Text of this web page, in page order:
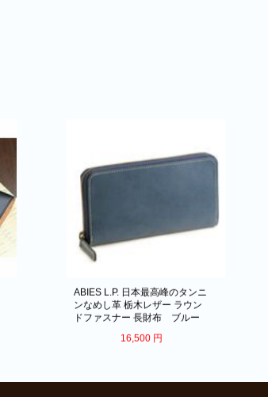
ABIES L.P. 日本最高峰のタンニ
ンなめし革 栃木レザー ラウン
ドファスナー 長財布 ブルー
16,500 円